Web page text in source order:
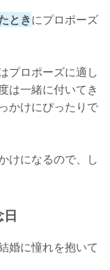
ときにプロポーズ
プロポーズに適し
は一緒に付いてき
かけにぴったりで
けになるので、し
婚に憧れを抱いて